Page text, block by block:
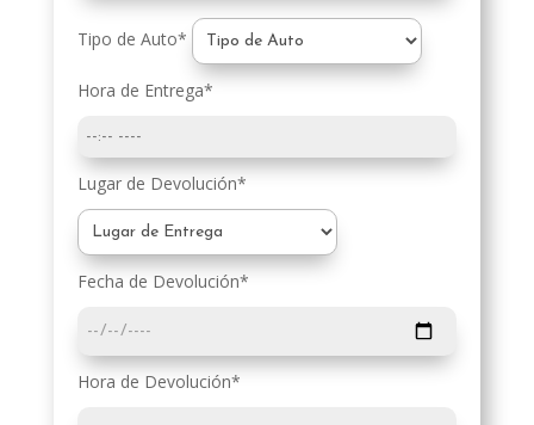
Tipo de Auto*
Hora de Entrega*
Lugar de Devolución*
Fecha de Devolución*
Hora de Devolución*